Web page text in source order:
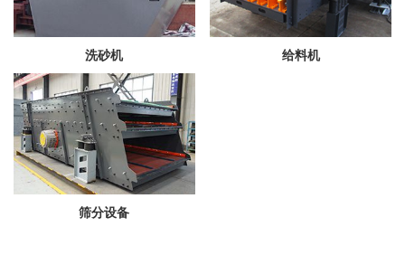
洗砂机 给料机
筛分设备